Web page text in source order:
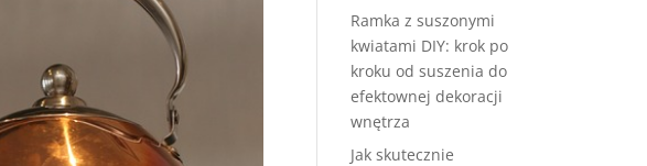
Ramka z suszonymi
kwiatami DIY: krok po
kroku od suszenia do
efektownej dekoracji
wnętrza
Jak skutecznie